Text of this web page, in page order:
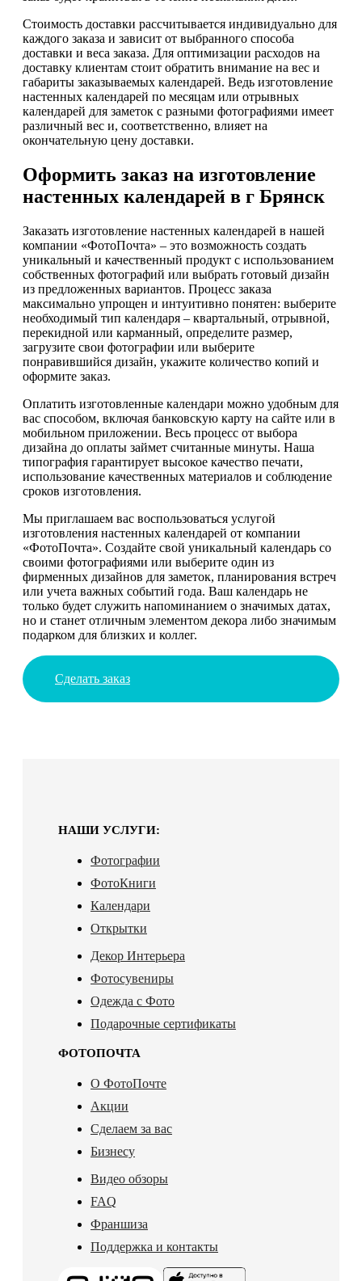
Стоимость доставки рассчитывается индивидуально для
каждого заказа и зависит от выбранного способа
доставки и веса заказа. Для оптимизации расходов на
доставку клиентам стоит обратить внимание на вес и
габариты заказываемых календарей. Ведь изготовление
настенных календарей по месяцам или отрывных
календарей для заметок с разными фотографиями имеет
различный вес и, соответственно, влияет на
окончательную цену доставки.
Оформить заказ на изготовление
настенных календарей в г Брянск
Заказать изготовление настенных календарей в нашей
компании «ФотоПочта» – это возможность создать
уникальный и качественный продукт с использованием
собственных фотографий или выбрать готовый дизайн
из предложенных вариантов. Процесс заказа
максимально упрощен и интуитивно понятен: выберите
необходимый тип календаря – квартальный, отрывной,
перекидной или карманный, определите размер,
загрузите свои фотографии или выберите
понравившийся дизайн, укажите количество копий и
оформите заказ.
Оплатить изготовленные календари можно удобным для
вас способом, включая банковскую карту на сайте или в
мобильном приложении. Весь процесс от выбора
дизайна до оплаты займет считанные минуты. Наша
типография гарантирует высокое качество печати,
использование качественных материалов и соблюдение
сроков изготовления.
Мы приглашаем вас воспользоваться услугой
изготовления настенных календарей от компании
«ФотоПочта». Создайте свой уникальный календарь со
своими фотографиями или выберите один из
фирменных дизайнов для заметок, планирования встреч
или учета важных событий года. Ваш календарь не
только будет служить напоминанием о значимых датах,
но и станет отличным элементом декора либо значимым
подарком для близких и коллег.
Сделать заказ
НАШИ УСЛУГИ:
Фотографии
ФотоКниги
Календари
Открытки
Декор Интерьера
Фотосувениры
Одежда с Фото
Подарочные сертификаты
ФОТОПОЧТА
О ФотоПочте
Акции
Сделаем за вас
Бизнесу
Видео обзоры
FAQ
Франшиза
Поддержка и контакты